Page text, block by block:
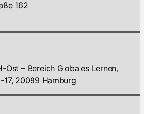
162
Ost – Bereich Globales Lernen,
17, 20099 Hamburg